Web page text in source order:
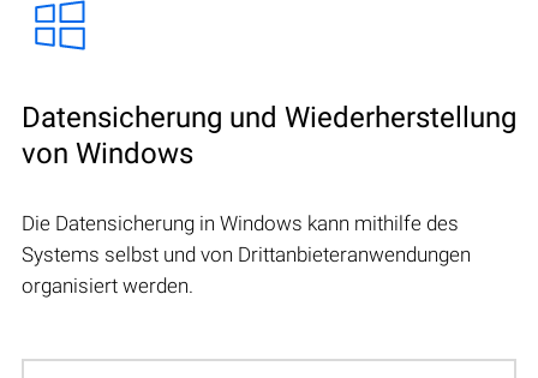
Datensicherung und Wiederherstellung
von Windows
Die Datensicherung in Windows kann mithilfe des
Systems selbst und von Drittanbieteranwendungen
organisiert werden.